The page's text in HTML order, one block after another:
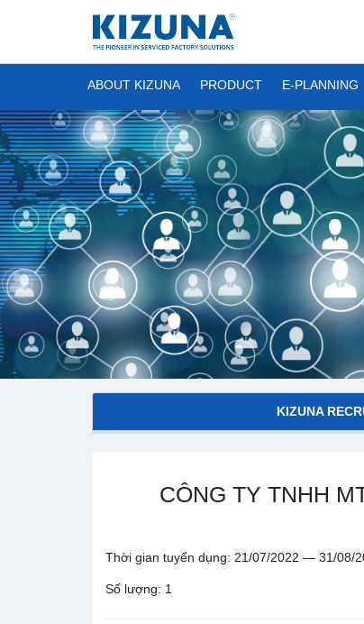
ABOUT KIZUNA PRODUCT E-PLANNING
KIZUNA
CÔNG TY TNHH
Thời gian tuyển dụng: 21/07/2022 — 31/08/
Số lượng: 1